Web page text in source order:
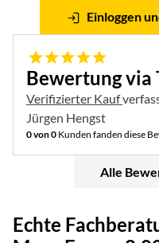
Einloggen
5 von 5
Bewertung via
Verifizierter Kauf
Jürgen Hengst
0 von 0 Kunden fanden diese
Alle
Echte